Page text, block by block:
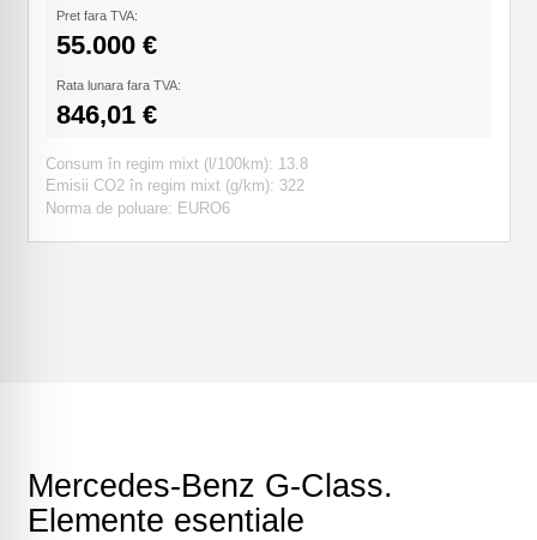
Pret fara TVA:
55.000 €
Rata lunara fara TVA:
846,01 €
Consum în regim mixt (l/100km): 13.8
Emisii CO2 în regim mixt (g/km): 322
Norma de poluare: EURO6
Mercedes-Benz G-Class.
Elemente esentiale